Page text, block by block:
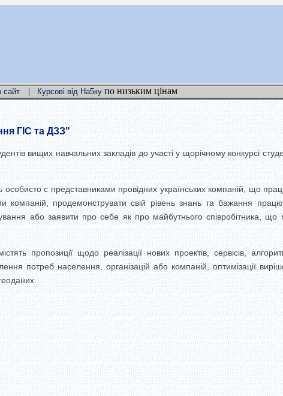
сайт | Курсові від На5ку по низьким цінам
ГІС та ДЗЗ"
вищих навчальних закладів до участі у щорічному конкурсі
с представниками провідних українських компаній, що
компаній, продемонструвати свій рівень знань та бажання
або заявити про себе як про майбутнього співробітника, що
пропозиції щодо реалізації нових проектів, сервісів,
потреб населення, організацій або компаній, оптимізації